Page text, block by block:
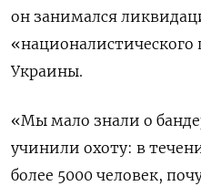
он занимался
Украины.
«Мы мало знали о
учинили охоту: в
более 5000 человек,